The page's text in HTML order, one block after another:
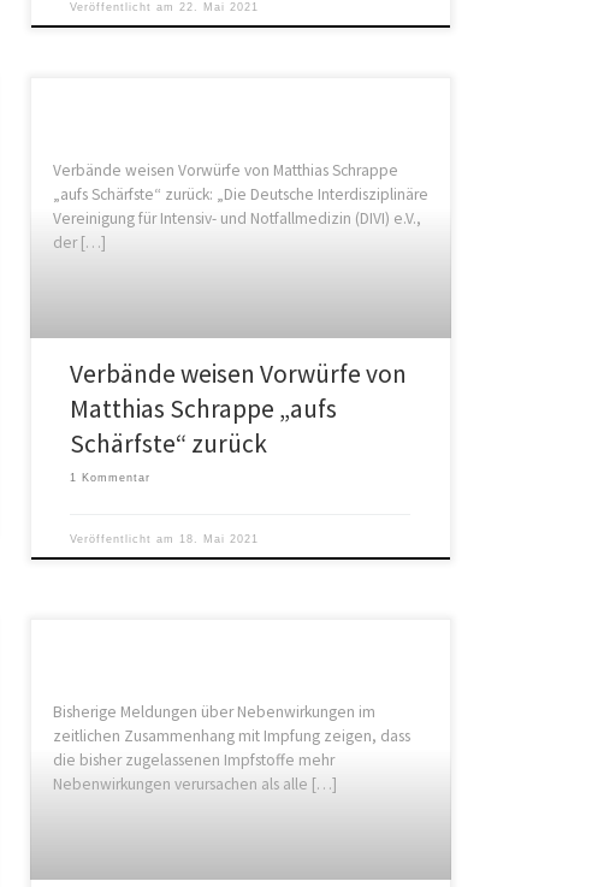
Veröffentlicht am22. Mai 2021
Verbände weisen Vorwürfe von Matthias Schrappe
„aufs Schärfste“ zurück: „Die Deutsche Interdisziplinäre
Vereinigung für Intensiv- und Notfallmedizin (DIVI) e.V.,
der […]
Verbände weisen Vorwürfe von
Matthias Schrappe „aufs
Schärfste“ zurück
1 Kommentar
Veröffentlicht am 18. Mai 2021
Bisherige Meldungen über Nebenwirkungen im
zeitlichen Zusammenhang mit Impfung zeigen, dass
die bisher zugelassenen Impfstoffe mehr
Nebenwirkungen verursachen als alle […]